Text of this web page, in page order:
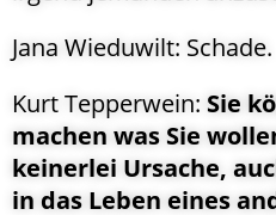
Jana Wieduwilt: Schade.
Kurt Tepperwein: Sie
machen was Sie
keinerlei Ursache,
in das Leben eines